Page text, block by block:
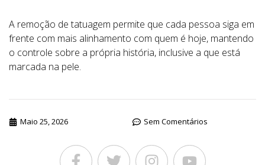
A remoção de tatuagem permite que cada pessoa siga em
frente com mais alinhamento com quem é hoje, mantendo
o controle sobre a própria história, inclusive a que está
marcada na pele.
Maio 25, 2026 Sem Comentários